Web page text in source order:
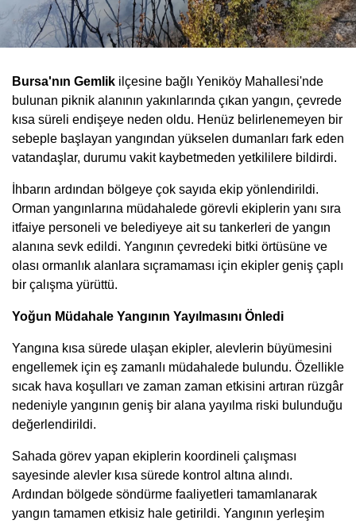
Bursa'nın Gemlik ilçesine bağlı Yeniköy Mahallesi'nde
bulunan piknik alanının yakınlarında çıkan yangın, çevrede
kısa süreli endişeye neden oldu. Henüz belirlenemeyen bir
sebeple başlayan yangından yükselen dumanları fark eden
vatandaşlar, durumu vakit kaybetmeden yetkililere bildirdi.
İhbarın ardından bölgeye çok sayıda ekip yönlendirildi.
Orman yangınlarına müdahalede görevli ekiplerin yanı sıra
itfaiye personeli ve belediyeye ait su tankerleri de yangın
alanına sevk edildi. Yangının çevredeki bitki örtüsüne ve
olası ormanlık alanlara sıçramaması için ekipler geniş çaplı
bir çalışma yürüttü.
Yoğun Müdahale Yangının Yayılmasını Önledi
Yangına kısa sürede ulaşan ekipler, alevlerin büyümesini
engellemek için eş zamanlı müdahalede bulundu. Özellikle
sıcak hava koşulları ve zaman zaman etkisini artıran rüzgâr
nedeniyle yangının geniş bir alana yayılma riski bulunduğu
değerlendirildi.
Sahada görev yapan ekiplerin koordineli çalışması
sayesinde alevler kısa sürede kontrol altına alındı.
Ardından bölgede söndürme faaliyetleri tamamlanarak
yangın tamamen etkisiz hale getirildi. Yangının yerleşim